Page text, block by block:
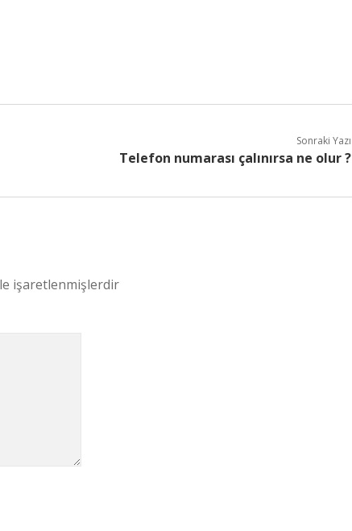
Sonraki Yazı
Telefon numarası çalınırsa ne olur ?
işaretlenmişlerdir